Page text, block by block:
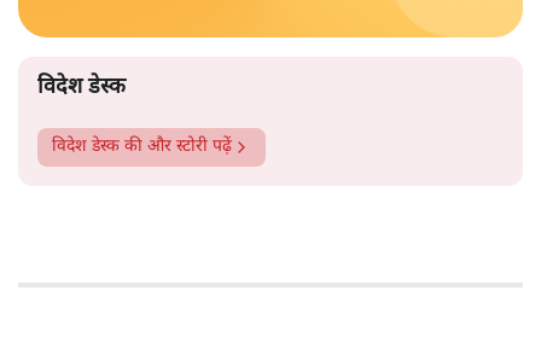
विदेश डेस्क
विदेश डेस्क की और स्टोरी पढ़ें